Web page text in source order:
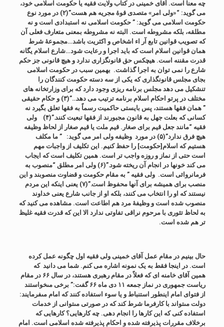
چه معنا است. آقای خمینی در کتاب ولایت فقیه یا حکومت اسلامی خود،
می گوید: “«ولی امر» متصدی قوۀ مجریه هم هست”(۲) در مورد نوع
حکومت اسلامی می گوید: ” حکومت اسلامی نه استبدادی است و نه
مطلقه، بلکه مشروطه است. البته نه مشروطه بمعنی متعارف فعلی آن
که تصویب قوانین تابع آر اء اشخاص و اکثریت باشد…مجموعۀ شرط
همان قوانین اسلام است که باید اجرا و رعایت شود…شارع اسلام یگانه
قدرت مقننه است. هیچکس حق قانونگزاری ندارد و هیچ قانونی جز حکم
شارع را نمی توان به اجرا گذاشت. بهمین سبب در حکومت اسلامی
بجای مجلس قانونگذاری که یکی از سه دسته حکومت کنندگان را
تنشکیل می دهد مجلس برنامه ریزی وجود دارد که برای وزارتخانه های
مختلف در پرتو احکام اسلام برنامه ترتیب می دهد…”(۳) و حکام حقیقی
” همان فقها هستند، پس بایستی حاکمیت رسماً به فقها تعلق بگیرد نه
کسانی که بعلت جهل به قانون مجبورند از فقها تبعیت کنند.”(۴)
ولی
فقیه “مانند جعل قیم برای صغار. قیم ملت یا قیم صغار از لحاظ وظیفه
هیچ فرق ندارد”(۵) در مورد وظیفه ولی امر می گوید: ” ما مکلف
هستیم که اسلام[حکومت] را حفظ کنیم. این تکلیف از واجبات مهم
است حتی از نماز و روزه واجب تر است. همین تکلیف است که ایجاب
می کند خونها در انجام آن ریخته شود.”(۶) ولی امر مطلق “منصوب به
فرمانروائی است. ولی فقیه ” به مقام حکومت و قضاوت منصوبند و این
منصب برای همیشه برای آنها محفوظ است.”(۷) یعنی اینکه این مردم
نیستند که او را انتخاب می کنند، بلکه او از جانب شارع یعنی خداوند
منصوب شده است و وظیفۀ مرد هم اطاعت است. مشاهده می کنید که
به لحاظ تئوری با مرحوم نراقی تفاوتی ندارد الا این که قدرت فقیه غلیظ
تر هم شده است.
حال بینیم در مقام عمل آقای خمینی ولی فقیه اول چگونه عمل کرده
است. در اینجا فقط به یک نمونه اشاره می کنم. شما می دانید که
همین آقای خامنه ای که فعلاً در مقام رهبری هستند، در سال ۶۶ در مقام
ریاست جمهوری در نماز جمعه ۱۱ دی ماه ۶۶ گفت:”
برخى مى‏خواستند
از فتواى امام اینطور استنباط و یا سوء استفاده کنند که امام مى‏فرمایند:
دولت مى‏تواند با کارفرما شرط کند که در صورتى مى‏توانى از خدمات
استفاده کنى که این کارها را انجام دهى. چه کارهایى؟ کارهایى که
برخلاف مقررات پذیرفته شده و احکام پذیرفته شده اسلامى است. امام